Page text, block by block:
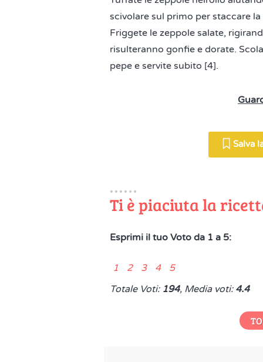
scivolare sul primo per staccare
Friggete le zeppole salate,
risulteranno gonfie e dorate.
pepe e servite subito [4].
Salva
Ti è piaciuta la
Esprimi il tuo Voto da 1 a 5:
1 2 3 4 5
Totale Voti: 194, Media voti: 4.4